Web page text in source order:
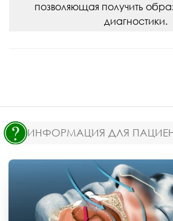
позволяющая получить
диагностики.
ИНФОРМАЦИЯ ДЛЯ